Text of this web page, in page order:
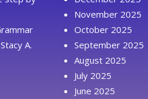
A.
November 2025
October 2025
September 2025
August 2025
July 2025
June 2025